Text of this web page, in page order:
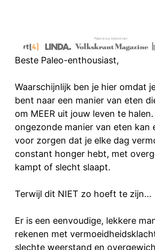
Beste Paleo-enthousiast,
Waarschijnlijk ben je hier omdat
bent naar een manier van eten
om MEER uit jouw leven te halen.
ongezonde manier van eten kan
voor zorgen dat je elke dag
constant honger hebt, met
kampt of slecht slaapt.
Terwijl dit NIET zo hoeft te zijn...
Er is een eenvoudige, lekkere
rekenen met
slechte weerstand en